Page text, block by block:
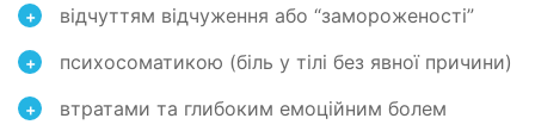
+ відчуттям відчуження або “замороженості”
+ психосоматикою (біль у тілі без явної причини)
+ втратами та глибоким емоційним болем